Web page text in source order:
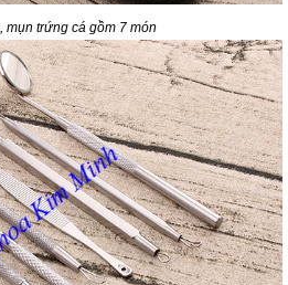
mụn trứng cá gồm 7 món